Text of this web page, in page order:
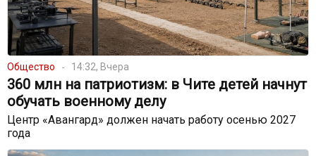
Общество 14:32, Вчера
360 млн на патриотизм: в Чите детей начнут
обучать военному делу
Центр «Авангард» должен начать работу осенью 2027
года